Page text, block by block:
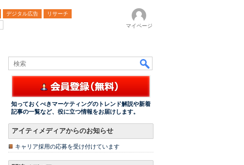
デジタル広告
リサーチ
マイページ
知っておくべきマーケティングのトレンド解説や新着
記事の一覧など、役に立つ情報をお届けします。
アイティメディアからのお知らせ
キャリア採用の応募を受け付けています